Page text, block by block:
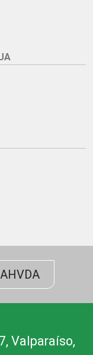
Valparaíso,